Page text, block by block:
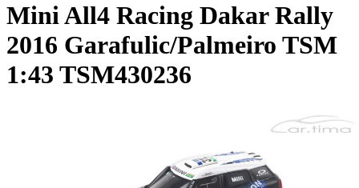
Mini All4 Racing Dakar Rally
2016 Garafulic/Palmeiro TSM
1:43 TSM430236